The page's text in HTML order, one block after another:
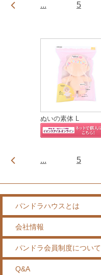
... 5
ぬいの素体 L
... 5
パンドラハウスとは
会社情報
パンドラ会員制度について
Q&A